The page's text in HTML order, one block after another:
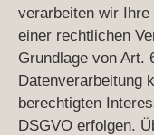
verarbeiten wir
einer rechtlichen
Grundlage von Art.
Datenverarbeitung
berechtigten
DSGVO erfolgen.